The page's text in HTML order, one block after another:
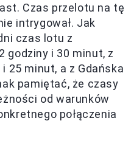
Czas przelotu na tę
intrygował. Jak
czas lotu z
godziny i 30 minut, z
i 25 minut, a z Gdańska
pamiętać, że czasy
od warunków
połączenia